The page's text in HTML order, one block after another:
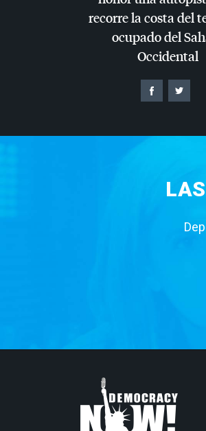
recorre la costa del
ocupado del
Occidental